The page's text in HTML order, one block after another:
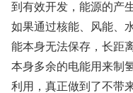
到有效开发，能源的产
如果通过核能、风能、
能本身无法保存，长距
本身多余的电能用来制
利用，真正做到了不带